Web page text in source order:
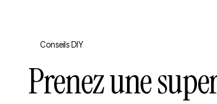
Conseils DIY
Prenez une